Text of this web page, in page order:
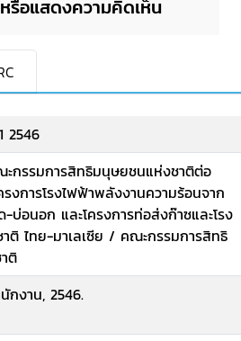
รือแสดงความคิดเห็น
2546
ะกรรมการสิทธิมนุษยชนแห่งชาติต่อ
งการโรงไฟฟ้าพลังงานความร้อนจาก
อนอก และโครงการท่อส่งก๊าซและโรง
ติ ไทย-มาเลเซีย / คณะกรรมการสิทธิ
ติ
กงาน, 2546.